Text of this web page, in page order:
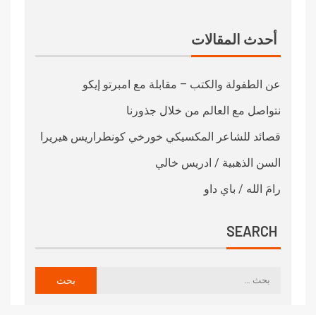
أحدث المقالات
عن الطفولة والكتب – مقابلة مع امبرتو إيكو
نتواصل مع العالم من خلال جذورنا
قصائد للشاعر المكسيكي خورخي كونطراريس هيريرا
السن الذهبية / ادريس خالي
رامَ الله / باي داو
SEARCH